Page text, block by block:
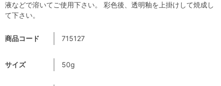
商品コード 715127
サイズ 50g
液などで溶いてご使用下さい。 彩色後、透明釉を上掛けして焼成し
て下さい。